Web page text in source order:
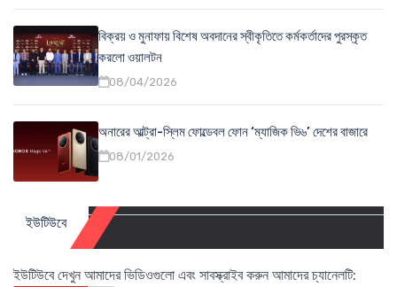
বিক্রয় ও মুনাফায় বিশেষ অবদানের স্বীকৃতিতে কর্মকর্তাদের পুরস্কৃত
করলো ওয়ালটন
08/04/2026
অনারের আল্ট্রা-স্লিম ফোল্ডেবল ফোন ‘ম্যাজিক ভি৬’ দেশের বাজারে
08/01/2026
ইউটিউবে
ইউটিউবে দেখুন আমাদের ভিডিওগুলো এবং সাবস্ক্রাইব করুন আমাদের চ্যানেলটি: